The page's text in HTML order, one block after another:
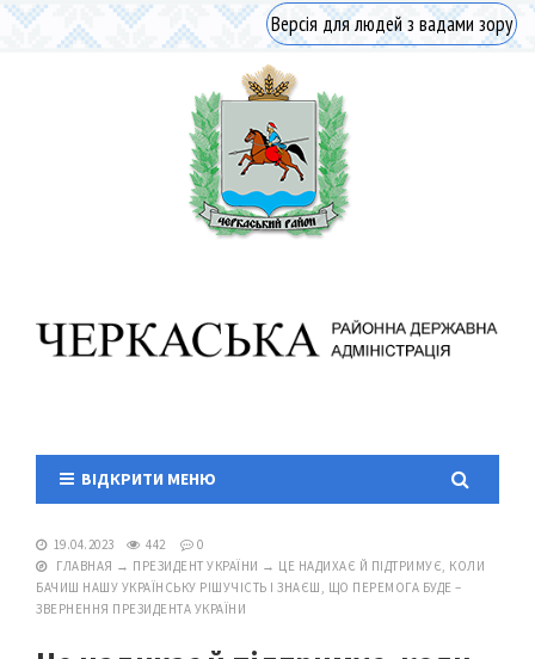
Версія для людей з вадами зору
ВІДКРИТИ МЕНЮ
19.04.2023 442
0
ГЛАВНАЯ → ПРЕЗИДЕНТ УКРАЇНИ → ЦЕ НАДИХАЄ Й ПІДТРИМУЄ, КОЛИ
БАЧИШ НАШУ УКРАЇНСЬКУ РІШУЧІСТЬ І ЗНАЄШ, ЩО ПЕРЕМОГА БУДЕ –
ЗВЕРНЕННЯ ПРЕЗИДЕНТА УКРАЇНИ